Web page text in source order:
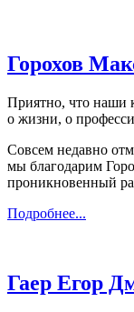
Горохов
Приятно, что наши
о жизни, о
Совсем недавно
мы благодарим
проникновенный
Подробнее...
Гаер Егор